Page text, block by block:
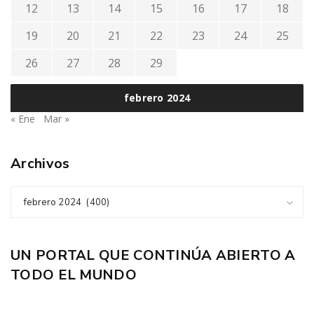
febrero 2024
12
13 14 15 16 17
18
19
20 21 22 23 24
25
26
27 28 29
« Ene Mar »
Archivos
febrero 2024 (400)
UN PORTAL QUE CONTINÚA ABIERTO A
TODO EL MUNDO